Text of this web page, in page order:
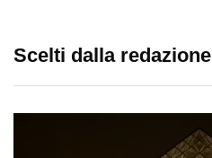
Scelti dalla redazione